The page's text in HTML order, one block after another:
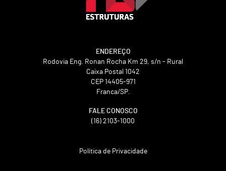
ENDEREÇO
Rodovia Eng. Ronan Rocha Km 29, s/n - Rural
Caixa Postal 1042
CEP 14405-971
Franca/SP.
FALE CONOSCO
(16) 2103-1000
Política de Privacidade